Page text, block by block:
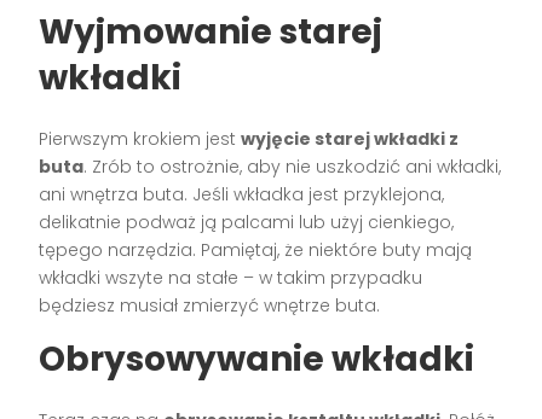
Wyjmowanie starej
wkładki
Pierwszym krokiem jestwyjęcie starej wkładki z
buta. Zrób to ostrożnie, aby nie uszkodzić ani wkładki,
ani wnętrza buta. Jeśli wkładka jest przyklejona,
delikatnie podważ ją palcami lub użyj cienkiego,
tępego narzędzia. Pamiętaj, że niektóre buty mają
wkładki wszyte na stałe – w takim przypadku
będziesz musiał zmierzyć wnętrze buta.
Obrysowywanie wkładki